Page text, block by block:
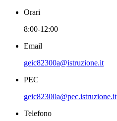
Orari
8:00-12:00
Email
geic82300a@istruzione.it
PEC
geic82300a@pec.istruzione.it
Telefono